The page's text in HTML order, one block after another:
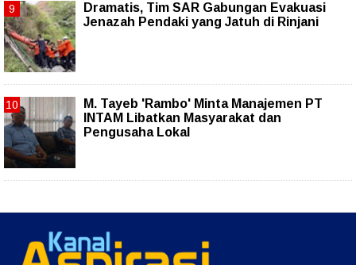
Dramatis, Tim SAR Gabungan Evakuasi
Jenazah Pendaki yang Jatuh di Rinjani
M. Tayeb 'Rambo' Minta Manajemen PT
INTAM Libatkan Masyarakat dan
Pengusaha Lokal